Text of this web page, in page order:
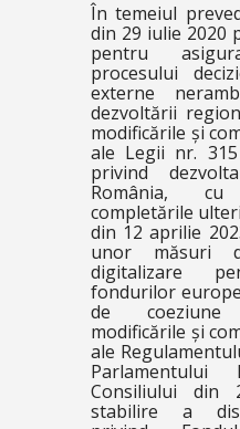
În temeiul
din 29 iulie 2020
pentru
procesului
externe
dezvoltării
modificările și
ale Legii nr.
privind
România,
completările
din 12 aprilie
unor măsuri
digitalizare
fondurilor
de coeziune
modificările și
ale
Consiliului din
stabilire a